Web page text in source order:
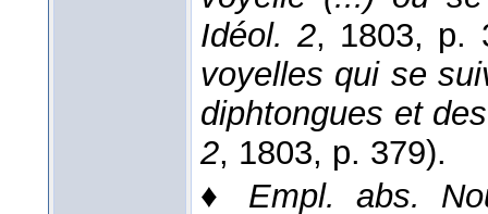
Idéol. 2, 1803, p.
voyelles qui se
diphtongues et
2, 1803, p. 379).
♦ Empl. abs.